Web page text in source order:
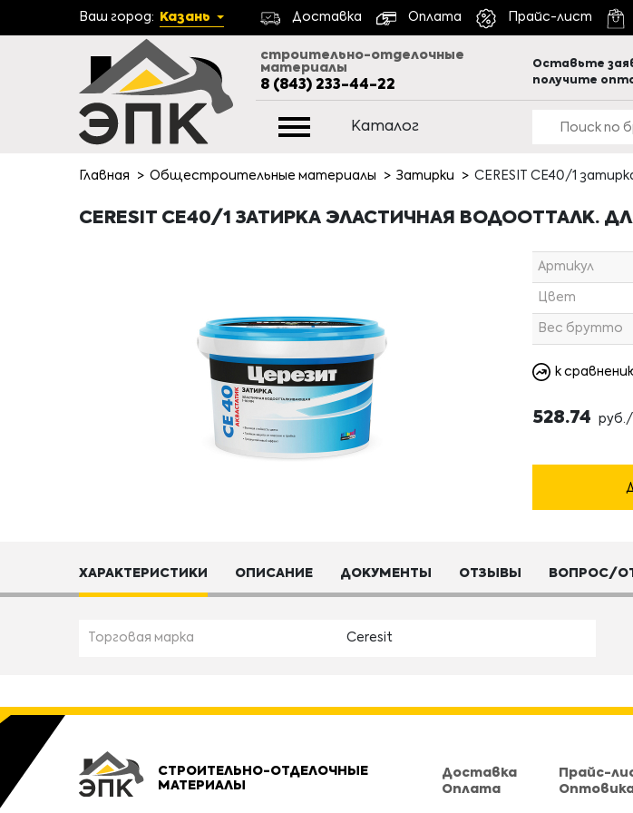
Ваш город: Казань Доставка Оплата Прайс-лист
строительно-отделочные
материалы
8 (843) 233-44-22
Оставьте
получите
Каталог
Главная Общестроительные материалы Затирки CERESIT CE40/1
CERESIT CE40/1 ЗАТИРКА ЭЛАСТИЧНАЯ ВОДООТТАЛК.
Артикул
Цвет
Вес брутто
к
528.74
ХАРАКТЕРИСТИКИ ОПИСАНИЕ ДОКУМЕНТЫ ОТЗЫВЫ ВОПРОС/
Торговая марка Ceresit
СТРОИТЕЛЬНО-ОТДЕЛОЧНЫЕ
МАТЕРИАЛЫ
Доставка
Оплата
Прайс-